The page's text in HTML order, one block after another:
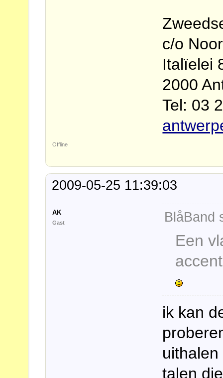
c/o
Italïelei
2000
Tel: 03
Offline
2009-05-25 11:39:03
AK
Gast BlåBand
Een
ik kan
talen